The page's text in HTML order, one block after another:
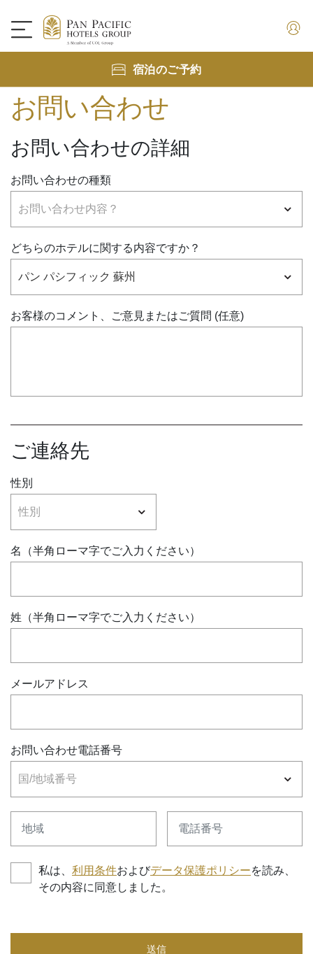
宿泊のご予約
お問い合わせ
お問い合わせの詳細
お問い合わせの種類
どちらのホテルに関する内容ですか？
お客様のコメント、ご意見またはご質問 (任意)
ご連絡先
性別
名（半角ローマ字でご入力ください）
姓（半角ローマ字でご入力ください）
メールアドレス
お問い合わせ電話番号
私は、 利用条件およびデータ保護ポリシーを読み、
その内容に同意しました。
送信